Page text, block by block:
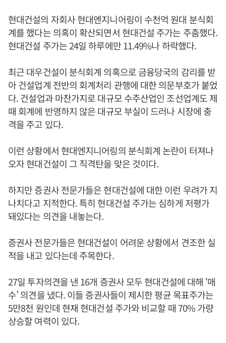
현대건설의 자회사 현대엔지니어링이 수천억 원대 분식회
계를 했다는 의혹이 확산되면서 현대건설 주가는 주춤했다.
현대건설 주가는 24일 하루에만 11.49%나 하락했다.
최근 대우건설이 분식회계 의혹으로 금융당국의 감리를 받
아 건설업계 전반의 회계처리 관행에 대한 의문부호가 붙었
다. 건설업과 마찬가지로 대규모 수주산업인 조선업계도 제
때 회계에 반영하지 않은 대규모 부실이 드러나 시장에 충
격을 주고 있다.
이런 상황에서 현대엔지니어링의 분식회계 논란이 터져나
오자 현대건설이 그 직격탄을 맞은 것이다.
하지만 증권사 전문가들은 현대건설에 대한 이런 우려가 지
나치다고 지적한다. 특히 현대건설 주가는 심하게 저평가
돼있다는 의견을 내놓는다.
증권사 전문가들은 현대건설이 어려운 상황에서 견조한 실
적을 내고 있다는데 주목한다.
27일 투자의견을 낸 16개 증권사 모두 현대건설에 대해 ‘매
수’ 의견을 냈다. 이들 증권사들이 제시한 평균 목표주가는
5만8천 원인데 현재 현대건설 주가와 비교할 때 70% 가량
상승할 여력이 있다.